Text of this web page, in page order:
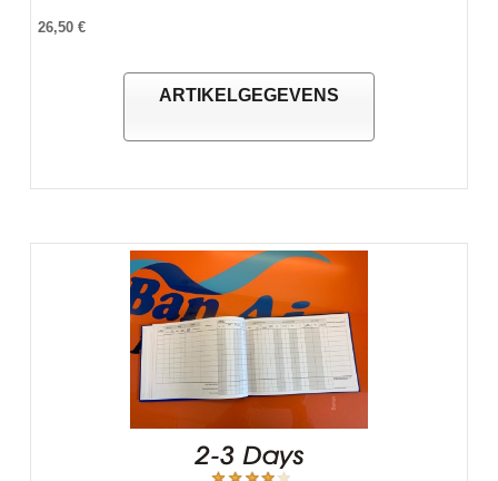
26,50 €
ARTIKELGEGEVENS